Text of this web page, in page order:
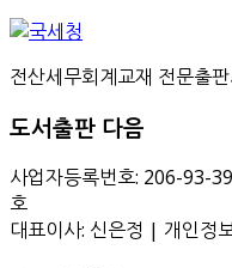
전산세무회계교재 전문출
도서출판 다음
사업자등록번호: 206-93-
호
대표이사: 신은정 | 개인정